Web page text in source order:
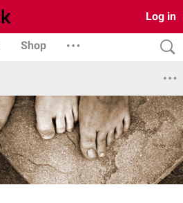
Log in
Shop